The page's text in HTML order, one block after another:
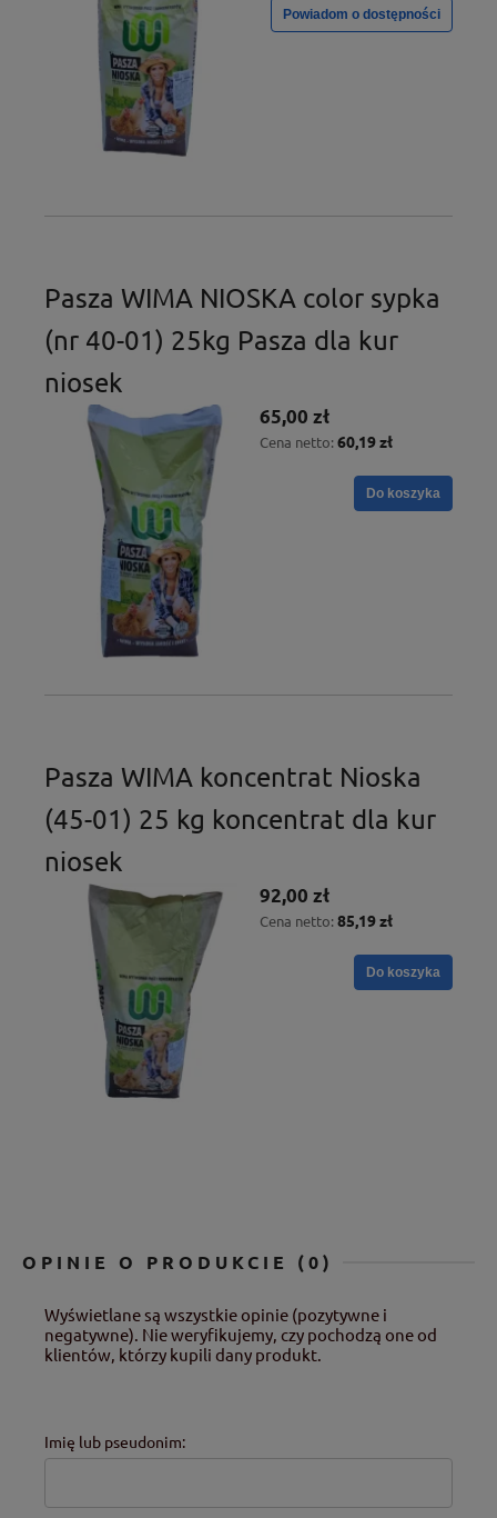
Powiadom o dostępności
Pasza WIMA NIOSKA color sypka
(nr 40-01) 25kg Pasza dla kur
niosek
65,00 zł
Cena netto: 60,19 zł
Do koszyka
Pasza WIMA koncentrat Nioska
(45-01) 25 kg koncentrat dla kur
niosek
92,00 zł
Cena netto: 85,19 zł
Do koszyka
OPINIE O PRODUKCIE (0)
Wyświetlane są wszystkie opinie (pozytywne i
negatywne). Nie weryfikujemy, czy pochodzą one od
klientów, którzy kupili dany produkt.
Imię lub pseudonim: